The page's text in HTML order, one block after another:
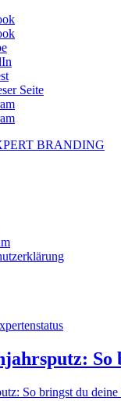
Seite
So